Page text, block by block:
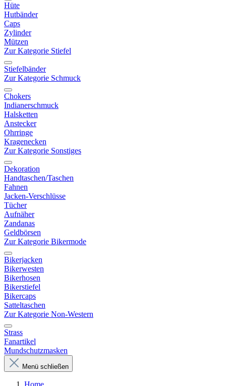
Hüte
Hutbänder
Caps
Zylinder
Mützen
Zur Kategorie Stiefel
Stiefelbänder
Zur Kategorie Schmuck
Chokers
Indianerschmuck
Halsketten
Anstecker
Ohrringe
Kragenecken
Zur Kategorie Sonstiges
Dekoration
Handtaschen/Taschen
Fahnen
Jacken-Verschlüsse
Tücher
Aufnäher
Zandanas
Geldbörsen
Zur Kategorie Bikermode
Bikerjacken
Bikerwesten
Bikerhosen
Bikerstiefel
Bikercaps
Satteltaschen
Zur Kategorie Non-Western
Strass
Fanartikel
Mundschutzmasken
Menü schließen
Home